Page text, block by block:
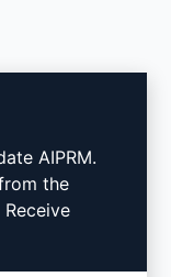
ール方法
・クローム (en)
ソフト・エッジ
AIPRM.
the
Receive